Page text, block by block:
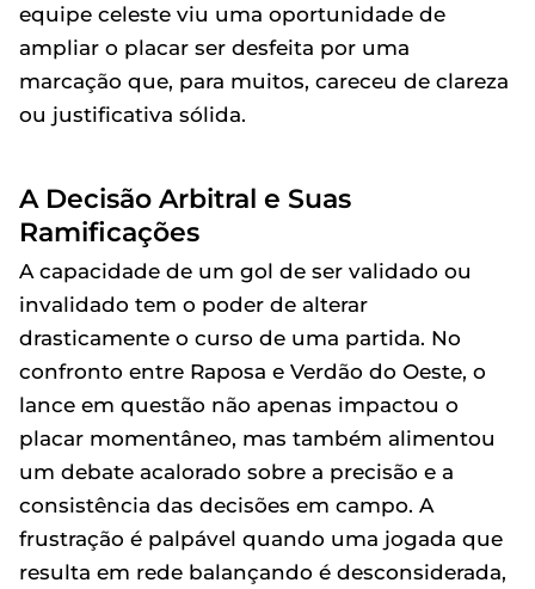
equipe celeste viu uma oportunidade de
ampliar o placar ser desfeita por uma
marcação que, para muitos, careceu de clareza
ou justificativa sólida.
A Decisão Arbitral e Suas
Ramificações
A capacidade de um gol de ser validado ou
invalidado tem o poder de alterar
drasticamente o curso de uma partida. No
confronto entre Raposa e Verdão do Oeste, o
lance em questão não apenas impactou o
placar momentâneo, mas também alimentou
um debate acalorado sobre a precisão e a
consistência das decisões em campo. A
frustração é palpável quando uma jogada que
resulta em rede balançando é desconsiderada,